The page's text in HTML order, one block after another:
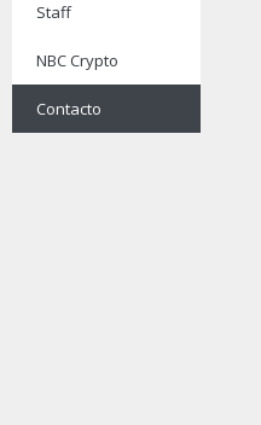
Staff
NBC Crypto
Contacto